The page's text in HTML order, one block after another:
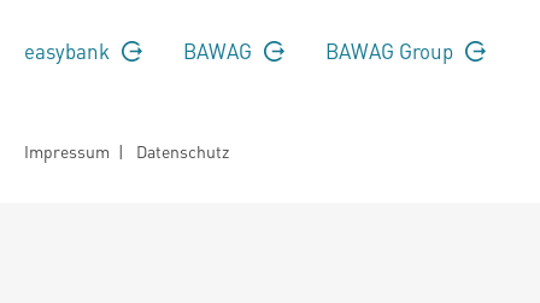
easybank BAWAG BAWAG Group
Impressum | Datenschutz